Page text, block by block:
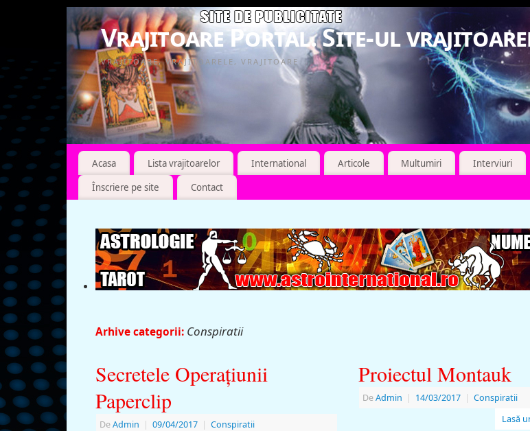
Vrajitoare Portal. Site-ul
VRAJITOARE, VRAJITOARELE, VRAJITOARE
Acasa Lista vrajitoarelor International Articole Multumiri Interviuri
Înscriere pe site
Contact
Arhive categorii: Conspiratii
Secretele Operaţiunii
Paperclip
DeAdmin | 09/04/2017 | Conspiratii
Proiectul Montauk
DeAdmin | 14/03/2017 | Conspiratii
Lasă